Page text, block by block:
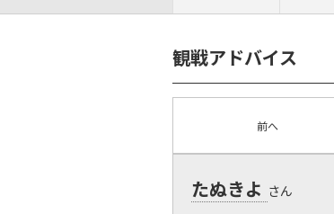
観戦アドバイス
前へ
たぬきよ さん